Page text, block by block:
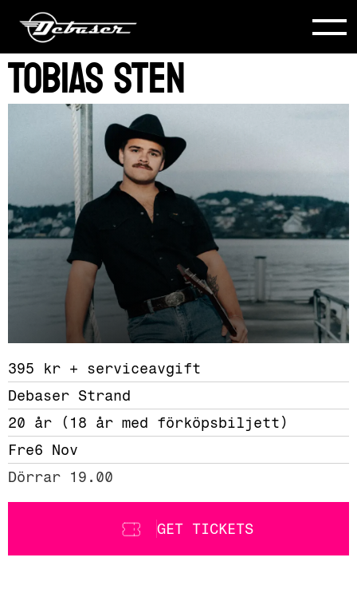
Tobias Sten
395 kr + serviceavgift
Debaser Strand
20 år (18 år med förköpsbiljett)
Fre6 Nov
Dörrar 19.00
GET TICKETS